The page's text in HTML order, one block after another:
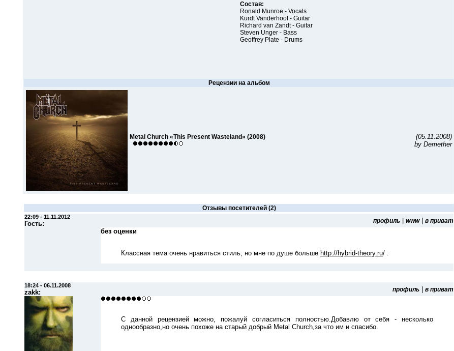
Состав:
Ronald Munroe - Vocals
Kurdt Vanderhoof - Guitar
Richard van Zandt - Guitar
Steven Unger - Bass
Geoffrey Plate - Drums
Рецензии на альбом
Metal Church «This Present Wasteland» (2008)
(05.11.2008)
by Demether
Отзывы посетителей (2)
22:09 - 11.11.2012
Гость: профиль www| в приват
без оценки
Классная тема очень нравиться стиль, но мне по душе больше http://hybrid-theory.ru/ .
18:24 - 06.11.2008
zakk: профиль в приват
C данной рецензией можно, пожалуй согласиться полностью.Добавлю от себя - несколько
однообразно,но очень похоже на старый добрый Metal Church,за что им и спасибо.